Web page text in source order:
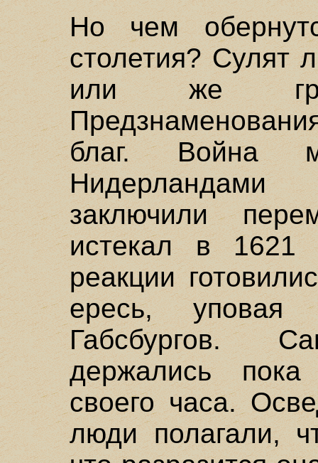
Но чем
столетия? Сулят
или же
благ. Война
заключили
истекал в 1621
реакции
ересь,
Габсбургов.
держались
своего часа.
люди полагали,